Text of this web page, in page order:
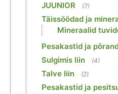
JUUNIOR (7)
Täissöödad ja
Mineraalid
Pesakastid ja
Sulgimis liin (4)
Talve liin (2)
Pesakastid ja